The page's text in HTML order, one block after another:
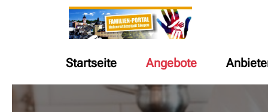
Startseite Angebote
© Bildnachweis